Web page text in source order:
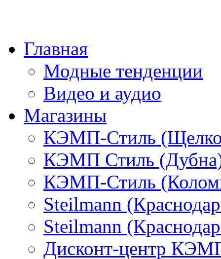
Главная
Модные тенденции
Видео и аудио
Магазины
КЭМП-Стиль
КЭМП Стиль
КЭМП-Стиль
Steilmann
Steilmann
Дисконт-центр